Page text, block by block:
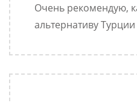
Очень рекомендую,
альтернативу